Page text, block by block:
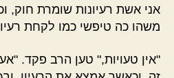
אני אשת רעיונות שומרת חוק,
משהו כה טיפשי כמו לקחת
"אין טעויות," טען הרב פקד.